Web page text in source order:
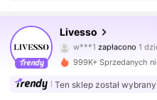
Livesso
4,79
797K Obserwujący
m***7
999K+ Sprzedanych
Ten sklep został